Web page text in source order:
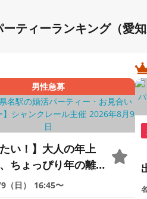
ティーランキング（愛知
男性急募
たい！】大人の年上
ちょっぴり年の離
い♪
（日） 16:45〜